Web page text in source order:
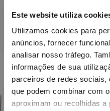
Este website utiliza
Utilizamos cookies para
anúncios, fornecer
analisar nosso tráfego.
informações de sua
parceiros de redes sociais,
que podem combinar com
aproximam ou recolhidas
PODERÁ